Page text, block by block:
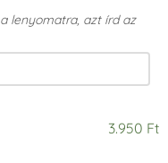
lenyomatra, azt írd az
3.950 Ft